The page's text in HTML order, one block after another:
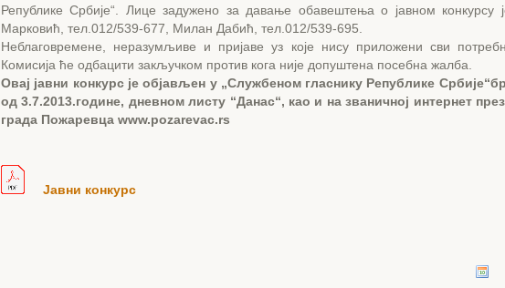
Републике Србије“. Лице задужено за давање обавештења о јавном конкурсу
Марковић, тел.012/539-677, Милан Дабић, тел.012/539-695.
Неблаговремене, неразумљиве и пријаве уз које нису приложени сви
Комисија ће одбацити закључком против кога није допуштена посебна жалба.
Овај јавни конкурс је објављен у „Службеном гласнику Републике
од 3.7.2013.године, дневном листу “Данас“, као и на званичној интернет
града Пожаревца www.pozarevac.rs
Јавни конкурс